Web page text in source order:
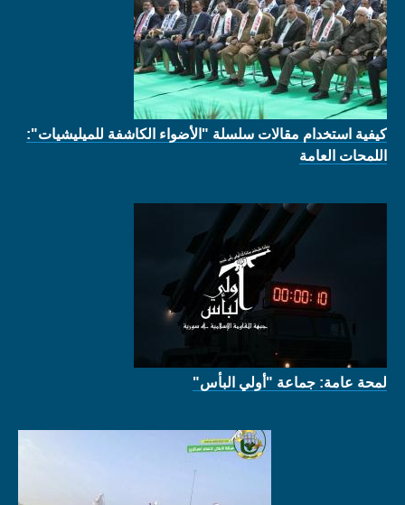
كيفية استخدام مقالات سلسلة "الأضواء الكاشفة للميليشيات":
اللمحات العامة
لمحة عامة: جماعة "أولي البأس"